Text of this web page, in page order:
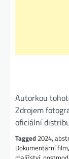
Autorkou
Zdrojem
oficiální
Tagged 2024,
Dokumentární film,